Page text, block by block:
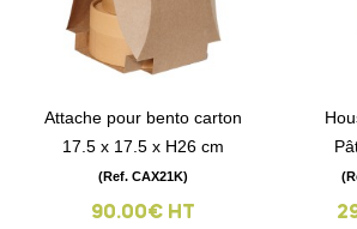
Attache pour bento carton
17.5 x 17.5 x H26 cm
(Ref. CAX21K)
90.00€ HT